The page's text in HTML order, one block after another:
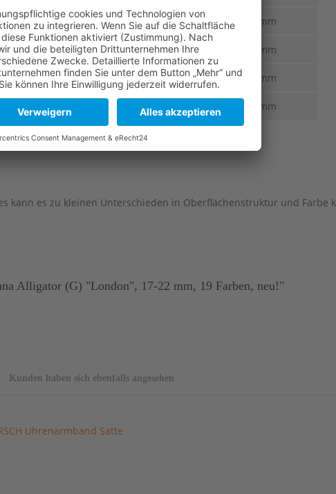
80 mm 4,0-2,5 mm
80 mm 4,2-2,6 mm
80 mm 4,4-2,7 mm
4,9-3,3 mm
kann es zu kleinen Unterschieden in Oberflächenstruktur und Farbe
Alligator (G) "London", 17-22 mm, 19 Farben, neu!"
Kunden haben sich ebenfalls angesehen